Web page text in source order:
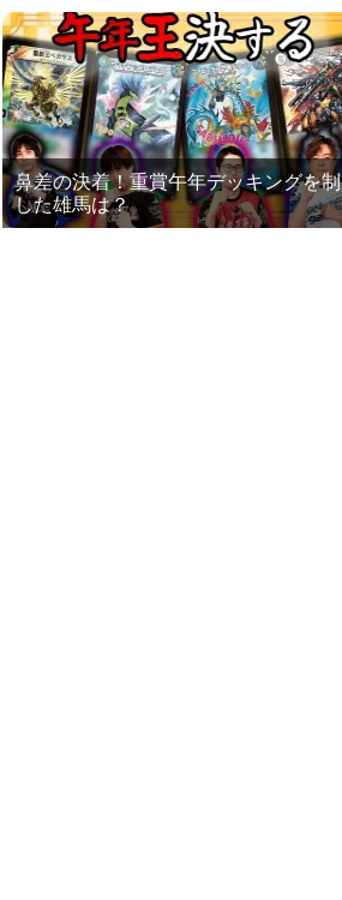
鼻差の決着！重賞午年デッキングを制
した雄馬は？